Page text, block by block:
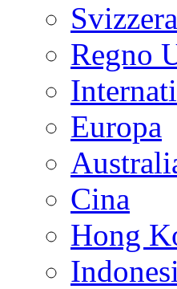
Svizzera
Regno
Europa
Cina
Hong